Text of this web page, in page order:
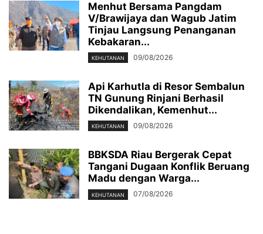
Menhut Bersama Pangdam
V/Brawijaya dan Wagub Jatim
Tinjau Langsung Penanganan
Kebakaran...
KEHUTANAN 09/08/2026
Api Karhutla di Resor Sembalun
TN Gunung Rinjani Berhasil
Dikendalikan, Kemenhut...
KEHUTANAN 09/08/2026
BBKSDA Riau Bergerak Cepat
Tangani Dugaan Konflik Beruang
Madu dengan Warga...
KEHUTANAN 07/08/2026